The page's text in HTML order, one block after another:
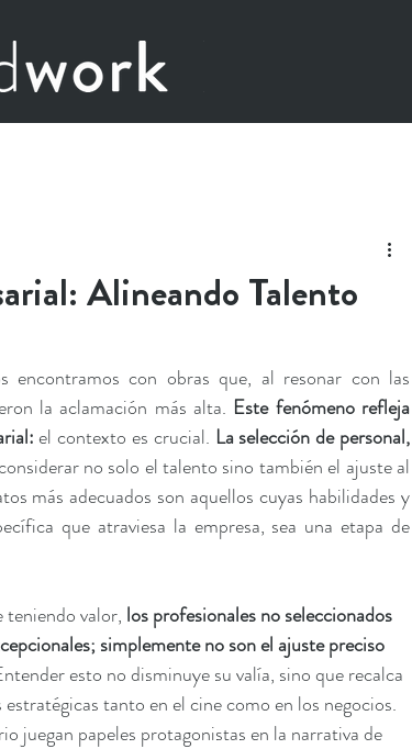
Alineando Talento
con obras que, al resonar con las
la aclamación más alta. Este fenómeno refleja
el contexto es crucial. La selección de personal,
no solo el talento sino también el ajuste al
más adecuados son aquellos cuyas habilidades y
que atraviesa la empresa, sea una etapa de
teniendo valor, los profesionales no seleccionados
simplemente no son el ajuste preciso
esto no disminuye su valía, sino que recalca
tanto en el cine como en los negocios.
juegan papeles protagonistas en la narrativa de